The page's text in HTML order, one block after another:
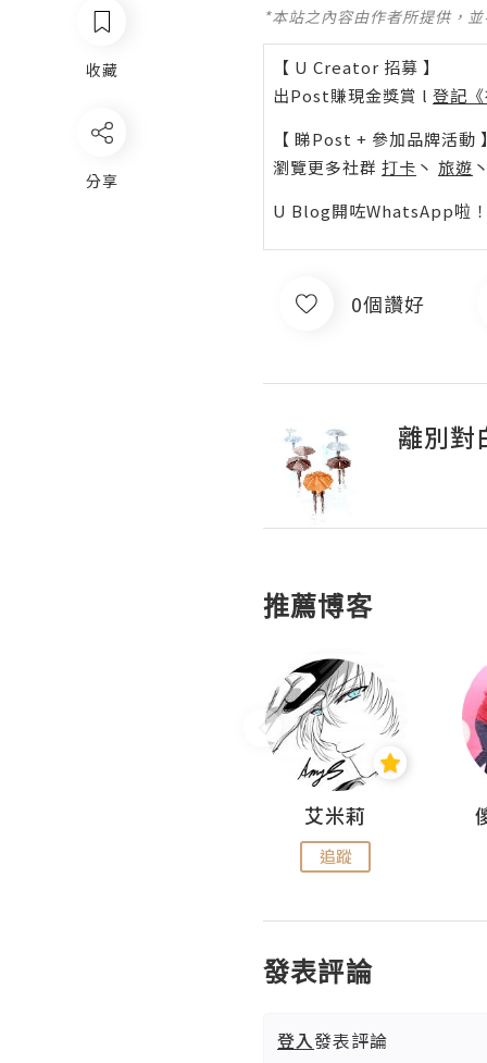
收藏
分享
*本站之內容由作者所提供，
【 U Creator 招募 】
出Post賺現金獎賞 l 登記
【 睇Post + 參加品牌活動
瀏覽更多社群 打卡 丶 旅遊
U Blog開咗WhatsApp啦
0個讚好
離別對
推薦博客
艾米莉
追蹤
發表評論
登入發表評論